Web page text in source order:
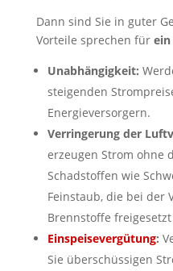
Dann sind Sie in guter
Vorteile sprechen für
Unabhängigkeit:
steigenden
Energieversorgern.
Verringerung der
erzeugen Strom ohne
Schadstoffen wie
Feinstaub, die bei der
Brennstoffe
Einspeisevergütung:
Sie überschüssigen